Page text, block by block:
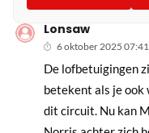
Lonsaw
6 oktober 2025 07:41
De lofbetuigingen
betekent als je ook
dit circuit. Nu kan